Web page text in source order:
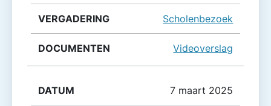
Scholenbezoek
Videoverslag
7 maart 2025